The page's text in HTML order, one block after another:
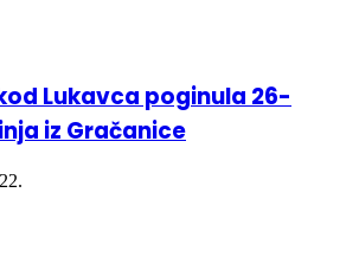
Lukavca poginula 26-
iz Gračanice